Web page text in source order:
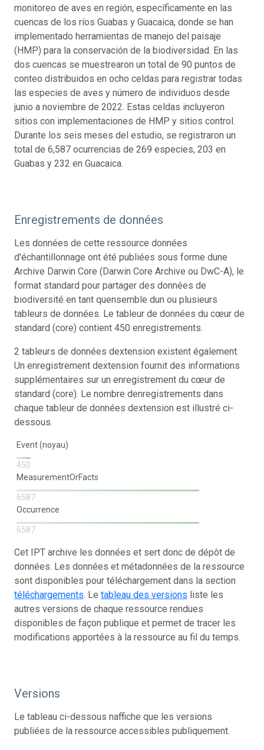
monitoreo de aves en región, específicamente en las
cuencas de los ríos Guabas y Guacaica, donde se han
implementado herramientas de manejo del paisaje
(HMP) para la conservación de la biodiversidad. En las
dos cuencas se muestrearon un total de 90 puntos de
conteo distribuidos en ocho celdas para registrar todas
las especies de aves y número de individuos desde
junio a noviembre de 2022. Estas celdas incluyeron
sitios con implementaciones de HMP y sitios control.
Durante los seis meses del estudio, se registraron un
total de 6,587 ocurrencias de 269 especies, 203 en
Guabas y 232 en Guacaica.
Enregistrements de données
Les données de cette ressource données
d'échantillonnage ont été publiées sous forme dune
Archive Darwin Core (Darwin Core Archive ou DwC-A), le
format standard pour partager des données de
biodiversité en tant quensemble dun ou plusieurs
tableurs de données. Le tableur de données du cœur de
standard (core) contient 450 enregistrements.
2 tableurs de données dextension existent également.
Un enregistrement dextension fournit des informations
supplémentaires sur un enregistrement du cœur de
standard (core). Le nombre denregistrements dans
chaque tableur de données dextension est illustré ci-
dessous.
Event (noyau)
450
MeasurementOrFacts
6587
Occurrence
6587
Cet IPT archive les données et sert donc de dépôt de
données. Les données et métadonnées de la ressource
sont disponibles pour téléchargement dans la section
téléchargements. Le tableau des versions liste les
autres versions de chaque ressource rendues
disponibles de façon publique et permet de tracer les
modifications apportées à la ressource au fil du temps.
Versions
Le tableau ci-dessous naffiche que les versions
publiées de la ressource accessibles publiquement.